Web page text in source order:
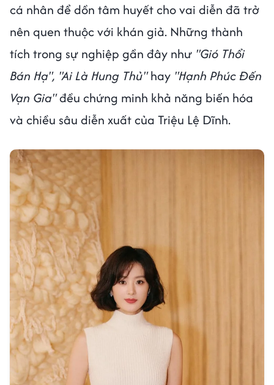
cá nhân để dồn tâm huyết cho vai diễn đã trở
nên quen thuộc với khán giả. Những thành
tích trong sự nghiệp gần đây như "Gió Thổi
Bán Hạ", "Ai Là Hung Thủ"hay "Hạnh Phúc Đến
Vạn Gia"đều chứng minh khả năng biến hóa
và chiều sâu diễn xuất của Triệu Lệ Dĩnh.